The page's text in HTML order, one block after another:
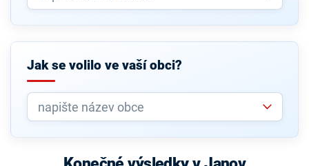
Jak se volilo ve vaší obci?